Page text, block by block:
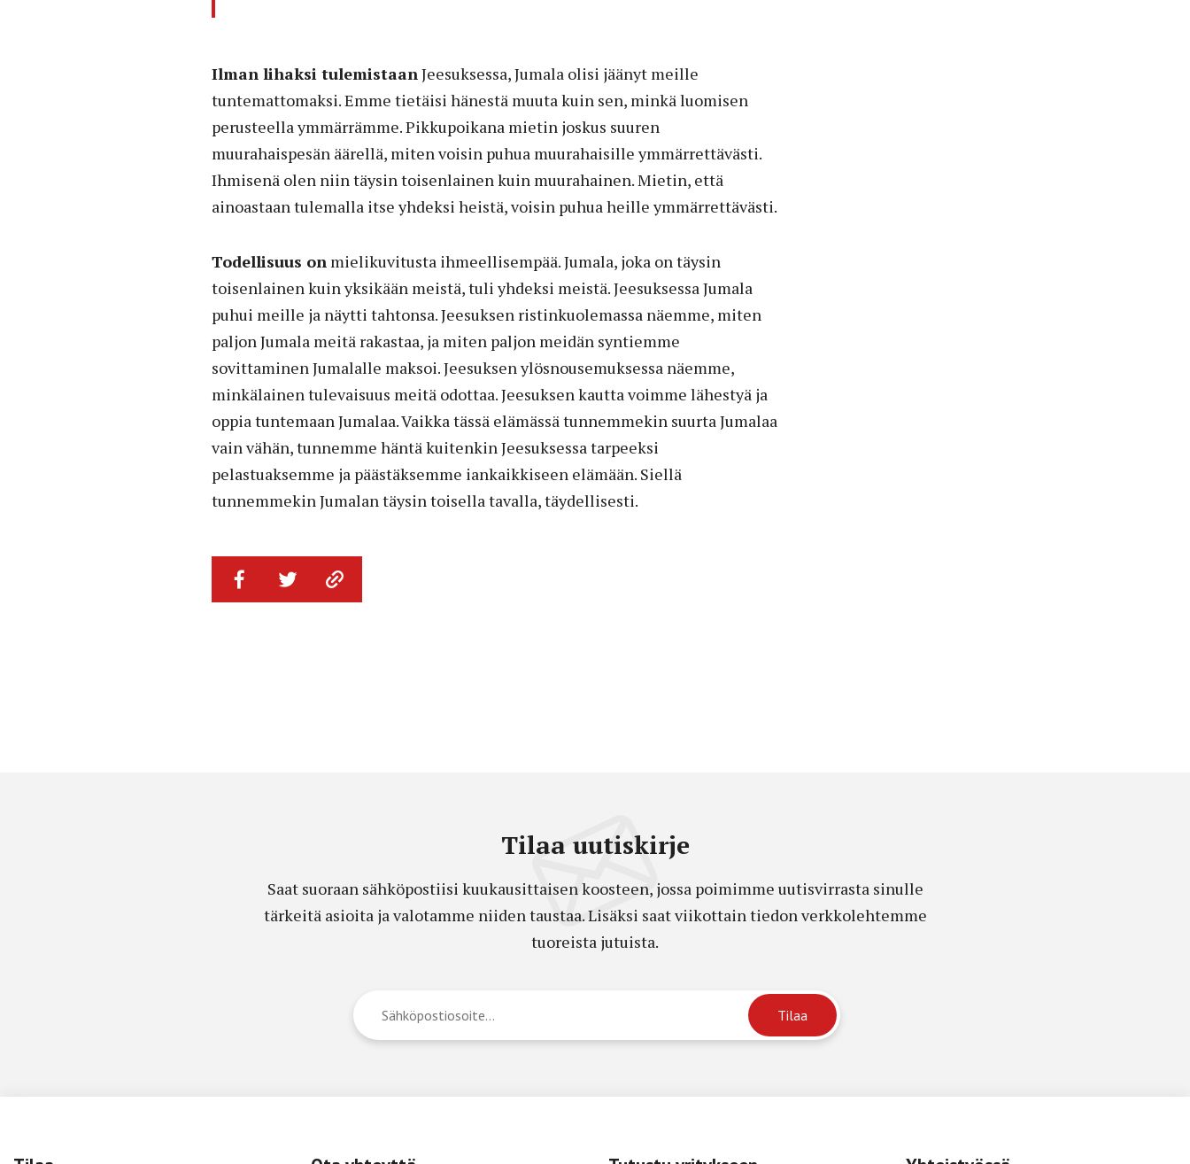
Ilman lihaksi tulemistaan Jeesuksessa, Jumala olisi jäänyt meille
tuntemattomaksi. Emme tietäisi hänestä muuta kuin sen, minkä luomisen
perusteella ymmärrämme. Pikkupoikana mietin joskus suuren
muurahaispesän äärellä, miten voisin puhua muurahaisille ymmärrettävästi.
Ihmisenä olen niin täysin toisenlainen kuin muurahainen. Mietin, että
ainoastaan tulemalla itse yhdeksi heistä, voisin puhua heille ymmärrettävästi.
Todellisuus on mielikuvitusta ihmeellisempää. Jumala, joka on täysin
toisenlainen kuin yksikään meistä, tuli yhdeksi meistä. Jeesuksessa Jumala
puhui meille ja näytti tahtonsa. Jeesuksen ristinkuolemassa näemme, miten
paljon Jumala meitä rakastaa, ja miten paljon meidän syntiemme
sovittaminen Jumalalle maksoi. Jeesuksen ylösnousemuksessa näemme,
minkälainen tulevaisuus meitä odottaa. Jeesuksen kautta voimme lähestyä ja
oppia tuntemaan Jumalaa. Vaikka tässä elämässä tunnemmekin suurta Jumalaa
vain vähän, tunnemme häntä kuitenkin Jeesuksessa tarpeeksi
pelastuaksemme ja päästäksemme iankaikkiseen elämään. Siellä
tunnemmekin Jumalan täysin toisella tavalla, täydellisesti.
Tilaa uutiskirje
Saat suoraan sähköpostiisi kuukausittaisen koosteen, jossa poimimme uutisvirrasta sinulle
tärkeitä asioita ja valotamme niiden taustaa. Lisäksi saat viikottain tiedon verkkolehtemme
tuoreista jutuista.